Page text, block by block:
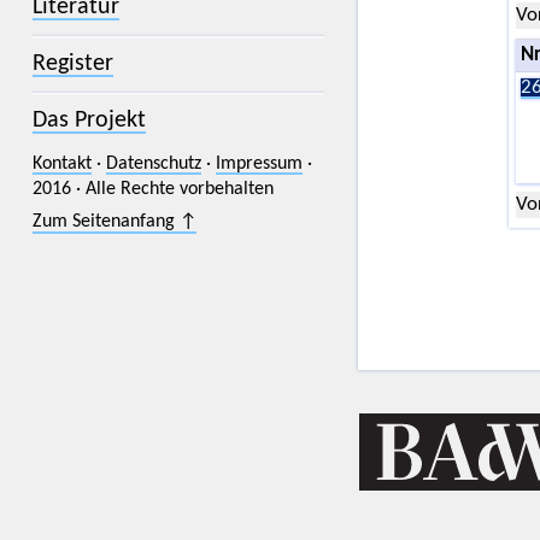
Literatur
Register
Das Projekt
Kontakt· Datenschutz· Impressum ·
2016 · Alle Rechte vorbehalten
Zum Seitenanfang ↑